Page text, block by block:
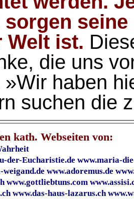
sorgen
Welt ist.
die uns
»Wir haben
suchen die
kath. Webseiten von:
der-Eucharistie.de www.maria-
www.adoremus.de
www.gottliebtuns.com
www.das-haus-lazarus.ch